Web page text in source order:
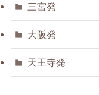
三宮発
大阪発
天王寺発